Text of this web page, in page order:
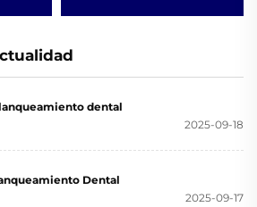
dental a precio de
apretar los dientes,
blanqueamiento dental
dental
2025-09-18
Dental
2025-09-17